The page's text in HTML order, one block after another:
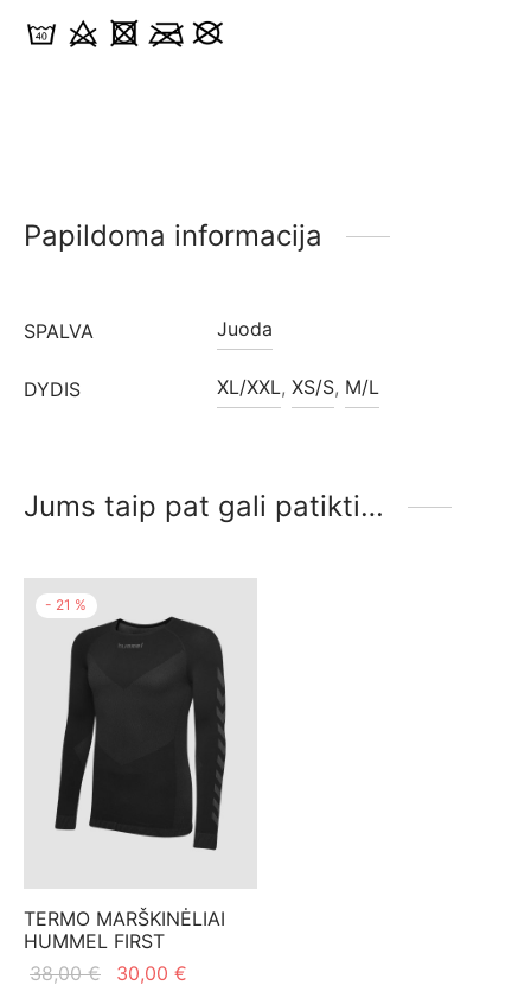
Papildoma informacija
SPALVA Juoda
DYDIS XL/XXL, XS/S, M/L
Jums taip pat gali patikti…
- 21 %
TERMO MARŠKINĖLIAI
HUMMEL FIRST
38,00€
Original
30,00 €